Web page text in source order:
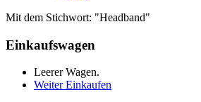
Mit dem Stichwort: "Headband"
Einkaufswagen
Leerer Wagen.
Weiter Einkaufen